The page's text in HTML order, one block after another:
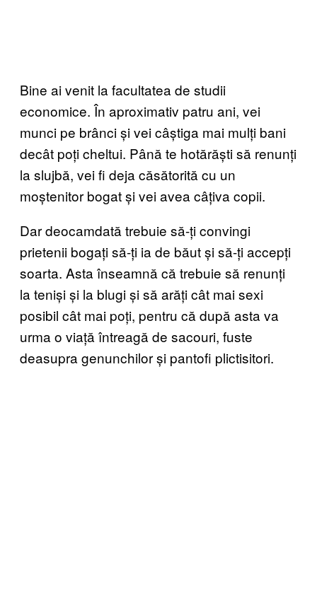
Bine ai venit la facultatea de studii
economice. În aproximativ patru ani, vei
munci pe brânci și vei câștiga mai mulți bani
decât poți cheltui. Până te hotărăști să renunți
la slujbă, vei fi deja căsătorită cu un
moștenitor bogat și vei avea câțiva copii.
Dar deocamdată trebuie să-ți convingi
prietenii bogați să-ți ia de băut și să-ți accepți
soarta. Asta înseamnă că trebuie să renunți
la teniși și la blugi și să arăți cât mai sexi
posibil cât mai poți, pentru că după asta va
urma o viață întreagă de sacouri, fuste
deasupra genunchilor și pantofi plictisitori.